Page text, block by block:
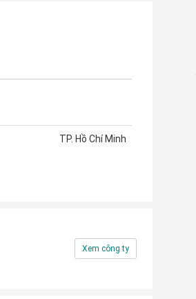
TP. Hồ Chí Minh
Xem công ty